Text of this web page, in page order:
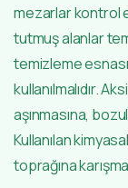
mezarlar kontrol
tutmuş alanlar
temizleme
kullanılmalıdır.
aşınmasına,
Kullanılan
toprağına